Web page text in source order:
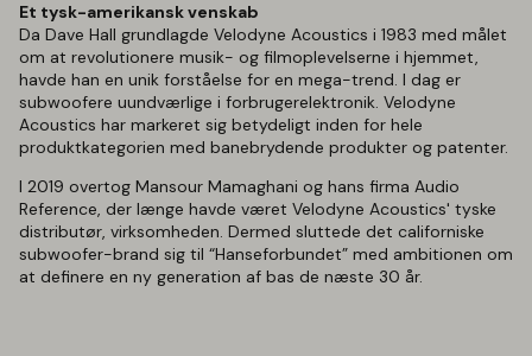
Et tysk-amerikansk venskab
Da Dave Hall grundlagde Velodyne Acoustics i 1983 med målet
om at revolutionere musik- og filmoplevelserne i hjemmet,
havde han en unik forståelse for en mega-trend. I dag er
subwoofere uundværlige i forbrugerelektronik. Velodyne
Acoustics har markeret sig betydeligt inden for hele
produktkategorien med banebrydende produkter og patenter.
I 2019 overtog Mansour Mamaghani og hans firma Audio
Reference, der længe havde været Velodyne Acoustics' tyske
distributør, virksomheden. Dermed sluttede det californiske
subwoofer-brand sig til “Hanseforbundet” med ambitionen om
at definere en ny generation af bas de næste 30 år.